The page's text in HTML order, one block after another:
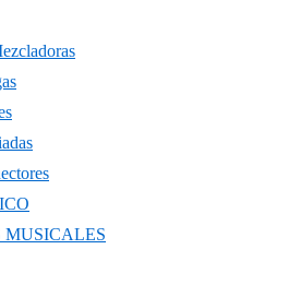
MUSICALES